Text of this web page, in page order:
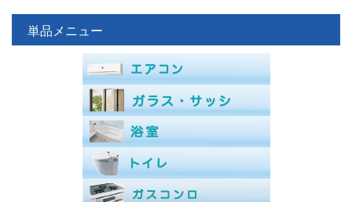
単品メニュー